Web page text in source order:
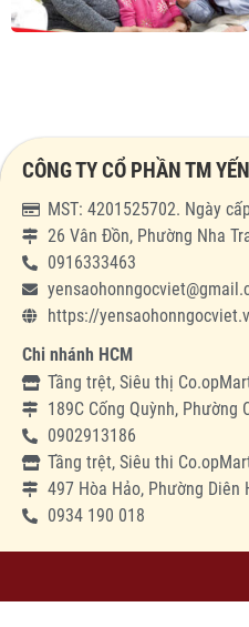
CÔNG TY CỔ PHẦN TM
MST: 4201525702. Ngày
26 Vân Đồn, Phường Nha
0916333463
https://
Chi nhánh HCM
Tầng trệt, Siêu thị
189C Cống Quỳnh, Phường
0902913186
Tầng trệt, Siêu thi
497 Hòa Hảo, Phường Diên
0934 190 018